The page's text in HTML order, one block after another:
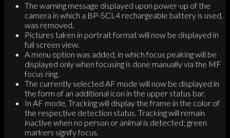
The warning message displayed upon power-up of the
camera in which a BP-SCL4 rechargeable battery is used,
was removed.
Pictures taken in portrait format will now be displayed in
full screen view.
A menu option was added, in which focus peaking will be
displayed only when focusing is done manually via the MF
focus ring.
The currently selected AF mode will now be displayed in
the form of an additional icon in the upper status bar.
In AF mode, Tracking will display the frame in the color of
the respective detection status. Tracking will remain
inactive when no person or animal is detected; green
markers signify focus.